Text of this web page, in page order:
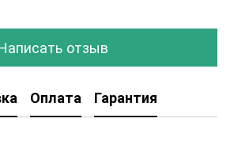
отзыв
Оплата Гарантия